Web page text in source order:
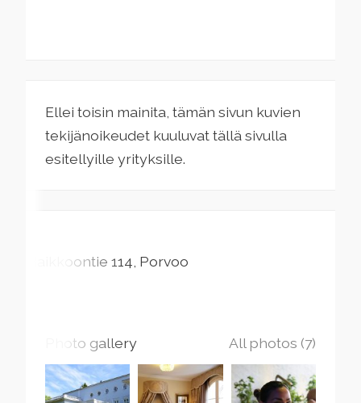
Ellei toisin mainita, tämän sivun kuvien
tekijänoikeudet kuuluvat tällä sivulla
esitellyille yrityksille.
Haikkoontie 114 Porvoo
Photo gallery All photos (7)